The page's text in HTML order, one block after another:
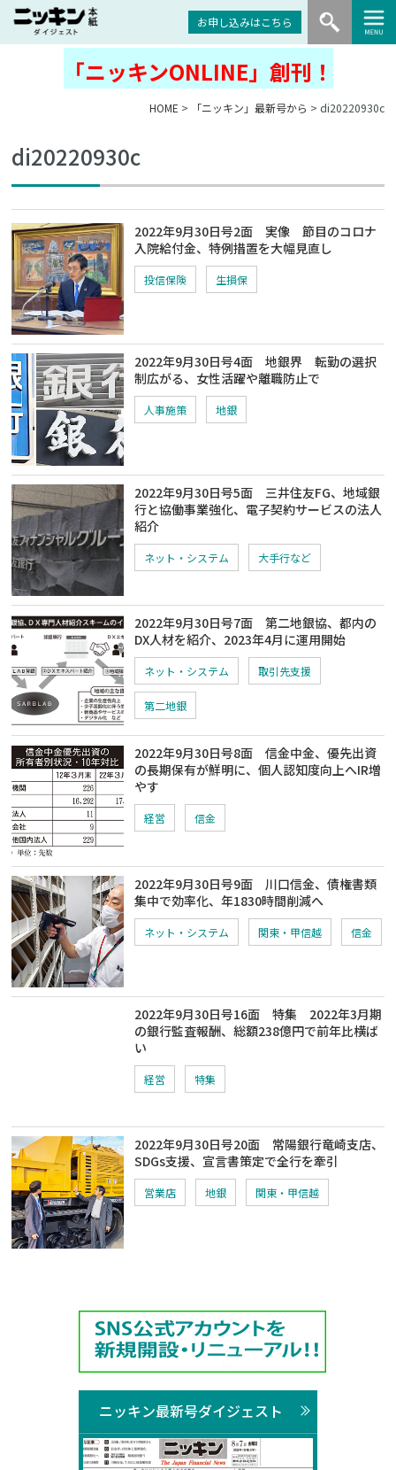
お申し込みはこちら
「ニッキンONLINE」創刊！
HOME > 「ニッキン」最新号から > di20220930c
di20220930c
2022年9月30日号2面 実像 節目のコロナ
入院給付金、特例措置を大幅見直し
投信保険 生損保
2022年9月30日号4面 地銀界 転勤の選択
制広がる、女性活躍や離職防止で
人事施策 地銀
2022年9月30日号5面 三井住友FG、地域銀
行と協働事業強化、電子契約サービスの法人
紹介
ネット・システム 大手行など
2022年9月30日号7面 第二地銀協、都内の
DX人材を紹介、2023年4月に運用開始
ネット・システム 取引先支援
第二地銀
2022年9月30日号8面 信金中金、優先出資
の長期保有が鮮明に、個人認知度向上へIR増
やす
経営 信金
2022年9月30日号9面 川口信金、債権書類
集中で効率化、年1830時間削減へ
ネット・システム 関東・甲信越 信金
2022年9月30日号16面 特集 2022年3月期
の銀行監査報酬、総額238億円で前年比横ば
い
経営 特集
2022年9月30日号20面 常陽銀行竜崎支店、
SDGs支援、宣言書策定で全行を牽引
営業店 地銀 関東・甲信越
ニッキン最新号ダイジェスト